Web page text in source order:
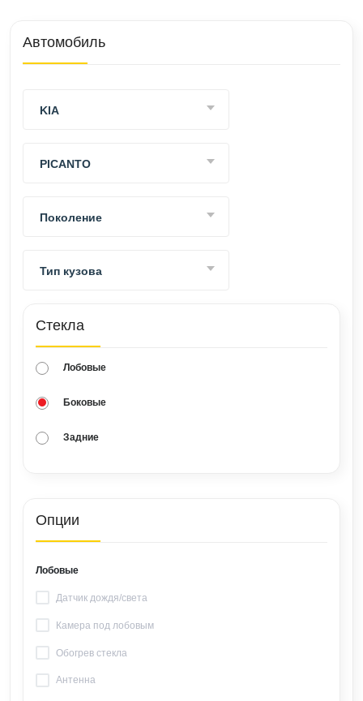
Автомобиль
KIA
PICANTO
Поколение
Тип кузова
Стекла
Лобовые
Боковые
Задние
Опции
Лобовые
Датчик дождя/света
Камера под лобовым
Обогрев стекла
Антенна